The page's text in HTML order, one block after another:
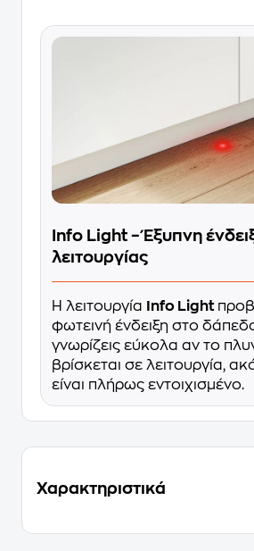
Info Light – Έξυπνη
λειτουργίας
Η λειτουργία Info Light
φωτεινή ένδειξη στο
γνωρίζεις εύκολα αν το
βρίσκεται σε λειτουργία,
είναι πλήρως εντοιχισμένο.
Χαρακτηριστικά